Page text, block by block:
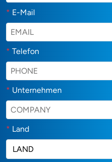
* E-Mail
* Telefon
* Unternehmen
* Land